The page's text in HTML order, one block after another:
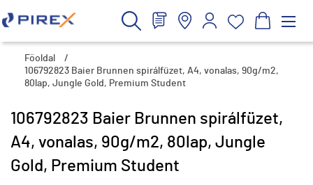
Főoldal
/
106792823 Baier Brunnen spirálfüzet, A4, vonalas, 90g/m2,
80lap, Jungle Gold, Premium Student
106792823 Baier Brunnen spirálfüzet,
A4, vonalas, 90g/m2, 80lap, Jungle
Gold, Premium Student